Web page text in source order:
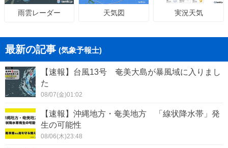
雨雲レーダー 天気図 実況天気
最新の記事 (気象予報士)
【速報】台風13号 奄美大島が暴風域に入りまし
た
08/07(金)01:02
【速報】沖縄地方・奄美地方 「線状降水帯」発
生の可能性
08/06(木)23:48